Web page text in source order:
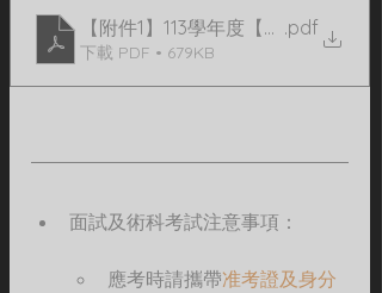
【附件1】113學年度【碩士班／
.pdf
下載 PDF • 679KB
面試及術科考試注意事項：
應考時請攜帶准考證及身分